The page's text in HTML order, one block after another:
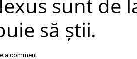
sunt de
să știi.
a comment